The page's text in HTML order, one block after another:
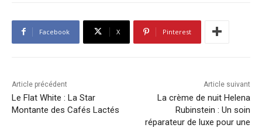
Facebook X Pinterest
Article précédent
Le Flat White : La Star
Montante des Cafés Lactés
Article suivant
La crème de nuit Helena
Rubinstein : Un soin
réparateur de luxe pour une